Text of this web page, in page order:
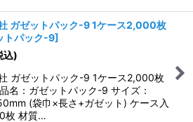
ガゼットパック-9 1ケース2,000枚
トパック-9]
込)
ガゼットパック-9 1ケース2,000枚
名：ガゼットパック-9 サイズ：
(袋巾×長さ+ガゼット) ケース入
枚 材質…